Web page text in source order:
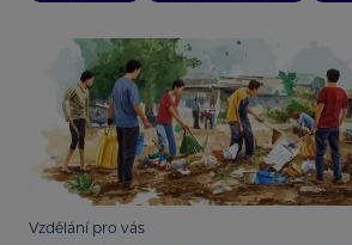
Vzdělání pro vás